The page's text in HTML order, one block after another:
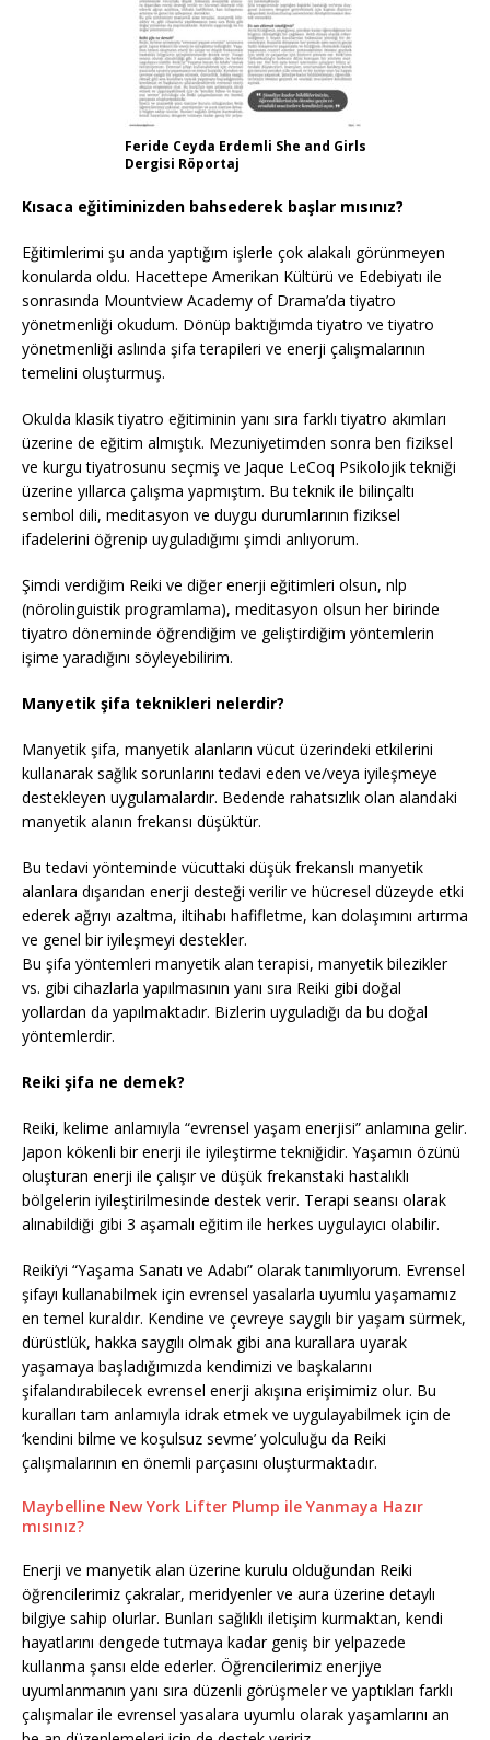
Feride Ceyda Erdemli She and Girls
Dergisi Röportaj
Kısaca eğitiminizden bahsederek başlar mısınız?
Eğitimlerimi şu anda yaptığım işlerle çok alakalı görünmeyen
konularda oldu. Hacettepe Amerikan Kültürü ve Edebiyatı ile
sonrasında Mountview Academy of Drama’da tiyatro
yönetmenliği okudum. Dönüp baktığımda tiyatro ve tiyatro
yönetmenliği aslında şifa terapileri ve enerji çalışmalarının
temelini oluşturmuş.
Okulda klasik tiyatro eğitiminin yanı sıra farklı tiyatro akımları
üzerine de eğitim almıştık. Mezuniyetimden sonra ben fiziksel
ve kurgu tiyatrosunu seçmiş ve Jaque LeCoq Psikolojik tekniği
üzerine yıllarca çalışma yapmıştım. Bu teknik ile bilinçaltı
sembol dili, meditasyon ve duygu durumlarının fiziksel
ifadelerini öğrenip uyguladığımı şimdi anlıyorum.
Şimdi verdiğim Reiki ve diğer enerji eğitimleri olsun, nlp
(nörolinguistik programlama), meditasyon olsun her birinde
tiyatro döneminde öğrendiğim ve geliştirdiğim yöntemlerin
işime yaradığını söyleyebilirim.
Manyetik şifa teknikleri nelerdir?
Manyetik şifa, manyetik alanların vücut üzerindeki etkilerini
kullanarak sağlık sorunlarını tedavi eden ve/veya iyileşmeye
destekleyen uygulamalardır. Bedende rahatsızlık olan alandaki
manyetik alanın frekansı düşüktür.
Bu tedavi yönteminde vücuttaki düşük frekanslı manyetik
alanlara dışarıdan enerji desteği verilir ve hücresel düzeyde etki
ederek ağrıyı azaltma, iltihabı hafifletme, kan dolaşımını artırma
ve genel bir iyileşmeyi destekler.
Bu şifa yöntemleri manyetik alan terapisi, manyetik bilezikler
vs. gibi cihazlarla yapılmasının yanı sıra Reiki gibi doğal
yollardan da yapılmaktadır. Bizlerin uyguladığı da bu doğal
yöntemlerdir.
Reiki şifa ne demek?
Reiki, kelime anlamıyla “evrensel yaşam enerjisi” anlamına gelir.
Japon kökenli bir enerji ile iyileştirme tekniğidir. Yaşamın özünü
oluşturan enerji ile çalışır ve düşük frekanstaki hastalıklı
bölgelerin iyileştirilmesinde destek verir. Terapi seansı olarak
alınabildiği gibi 3 aşamalı eğitim ile herkes uygulayıcı olabilir.
Reiki’yi “Yaşama Sanatı ve Adabı” olarak tanımlıyorum. Evrensel
şifayı kullanabilmek için evrensel yasalarla uyumlu yaşamamız
en temel kuraldır. Kendine ve çevreye saygılı bir yaşam sürmek,
dürüstlük, hakka saygılı olmak gibi ana kurallara uyarak
yaşamaya başladığımızda kendimizi ve başkalarını
şifalandırabilecek evrensel enerji akışına erişimimiz olur. Bu
kuralları tam anlamıyla idrak etmek ve uygulayabilmek için de
‘kendini bilme ve koşulsuz sevme’ yolculuğu da Reiki
çalışmalarının en önemli parçasını oluşturmaktadır.
Maybelline New York Lifter Plump ile Yanmaya Hazır
mısınız?
Enerji ve manyetik alan üzerine kurulu olduğundan Reiki
öğrencilerimiz çakralar, meridyenler ve aura üzerine detaylı
bilgiye sahip olurlar. Bunları sağlıklı iletişim kurmaktan, kendi
hayatlarını dengede tutmaya kadar geniş bir yelpazede
kullanma şansı elde ederler. Öğrencilerimiz enerjiye
uyumlanmanın yanı sıra düzenli görüşmeler ve yaptıkları farklı
çalışmalar ile evrensel yasalara uyumlu olarak yaşamlarını an